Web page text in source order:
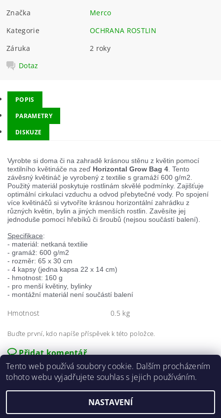
Značka
Merco
Kategorie
OCHRANA ROSTLIN
Záruka
2 roky
Dotaz
POPIS
PARAMETRY
DISKUZE
Vyrobte si doma či na zahradě krásnou stěnu z květin pomocí
textilního květináče na zeď Horizontal Grow Bag 4 . Tento
závěsný květináč je vyrobený z textilie s gramáží 600 g/m2.
Použitý materiál poskytuje rostlinám skvělé podmínky. Zajišťuje
optimální cirkulaci vzduchu a odvod přebytečné vody. Po spojení
více květináčů si vytvoříte krásnou horizontální zahrádku z
různých květin, bylin a jiných menších rostlin. Zavěsíte jej
jednoduše pomocí hřebíků či šroubů (nejsou součástí balení).
Specifikace:
- materiál: netkaná textilie
- gramáž: 600 g/m2
- rozměr: 65 x 30 cm
- 4 kapsy (jedna kapsa 22 x 14 cm)
- hmotnost: 160 g
- pro menší květiny, bylinky
- montážní materiál není součástí balení
Hmotnost 0.5 kg
Buďte první, kdo napíše příspěvek k této položce.
Přidat komentář
2026 ©E-agro.cz, všechna práva vyhrazena
Tento web používá soubory cookie. Dalším procházením
tohoto webu vyjadřujete souhlas s jejich používáním.
NASTAVENÍ